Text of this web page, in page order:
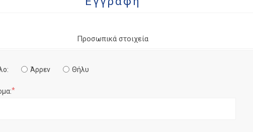
Προσωπικά στοιχεία
Άρρεν Θήλυ
*